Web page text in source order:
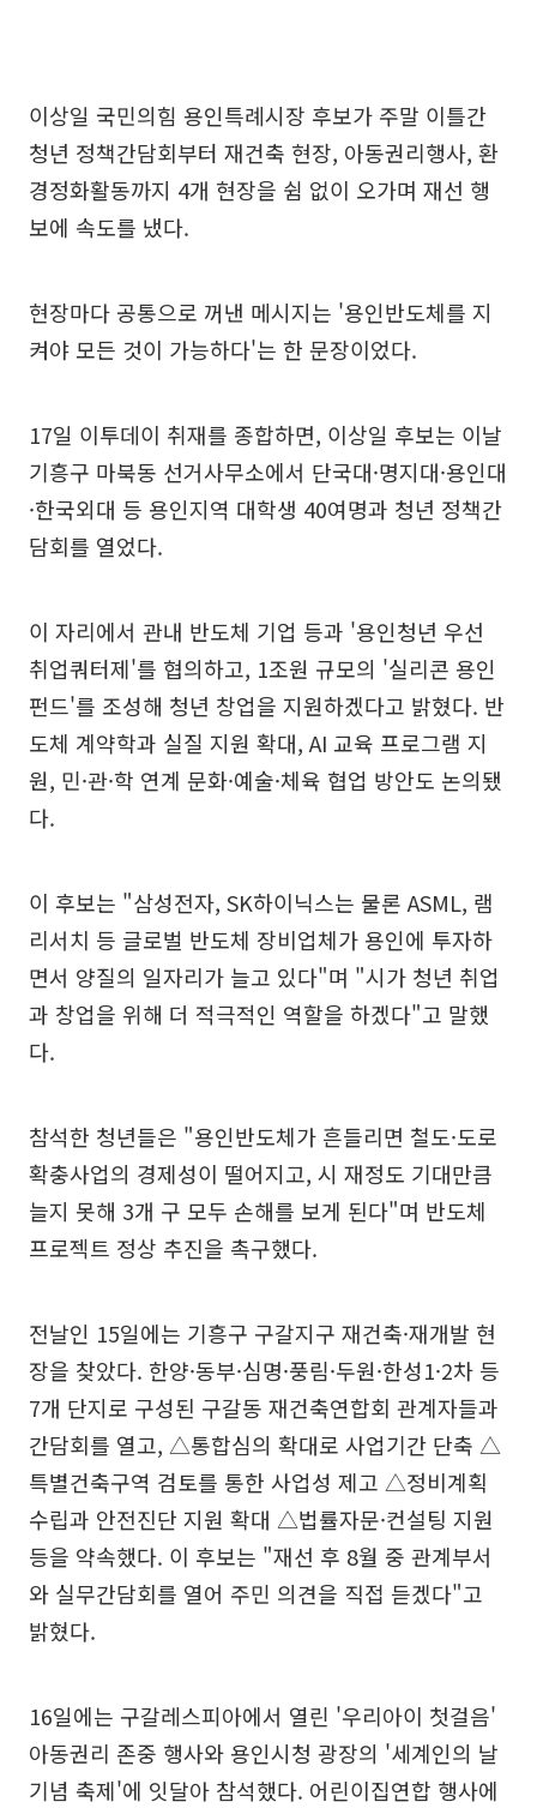
이상일 국민의힘 용인특례시장 후보가 주말 이틀간
청년 정책간담회부터 재건축 현장, 아동권리행사, 환
경정화활동까지 4개 현장을 쉼 없이 오가며 재선 행
보에 속도를 냈다.
현장마다 공통으로 꺼낸 메시지는 '용인반도체를 지
켜야 모든 것이 가능하다'는 한 문장이었다.
17일 이투데이 취재를 종합하면, 이상일 후보는 이날
기흥구 마북동 선거사무소에서 단국대·명지대·용인대
·한국외대 등 용인지역 대학생 40여명과 청년 정책간
담회를 열었다.
이 자리에서 관내 반도체 기업 등과 '용인청년 우선
취업쿼터제'를 협의하고, 1조원 규모의 '실리콘 용인
펀드'를 조성해 청년 창업을 지원하겠다고 밝혔다. 반
도체 계약학과 실질 지원 확대, AI 교육 프로그램 지
원, 민·관·학 연계 문화·예술·체육 협업 방안도 논의됐
다.
이 후보는 "삼성전자, SK하이닉스는 물론 ASML, 램
리서치 등 글로벌 반도체 장비업체가 용인에 투자하
면서 양질의 일자리가 늘고 있다"며 "시가 청년 취업
과 창업을 위해 더 적극적인 역할을 하겠다"고 말했
다.
참석한 청년들은 "용인반도체가 흔들리면 철도·도로
확충사업의 경제성이 떨어지고, 시 재정도 기대만큼
늘지 못해 3개 구 모두 손해를 보게 된다"며 반도체
프로젝트 정상 추진을 촉구했다.
전날인 15일에는 기흥구 구갈지구 재건축·재개발 현
장을 찾았다. 한양·동부·심명·풍림·두원·한성1·2차 등
7개 단지로 구성된 구갈동 재건축연합회 관계자들과
간담회를 열고, △통합심의 확대로 사업기간 단축 △
특별건축구역 검토를 통한 사업성 제고 △정비계획
수립과 안전진단 지원 확대 △법률자문·컨설팅 지원
등을 약속했다. 이 후보는 "재선 후 8월 중 관계부서
와 실무간담회를 열어 주민 의견을 직접 듣겠다"고
밝혔다.
16일에는 구갈레스피아에서 열린 '우리아이 첫걸음'
아동권리 존중 행사와 용인시청 광장의 '세계인의 날
기념 축제'에 잇달아 참석했다. 어린이집연합 행사에